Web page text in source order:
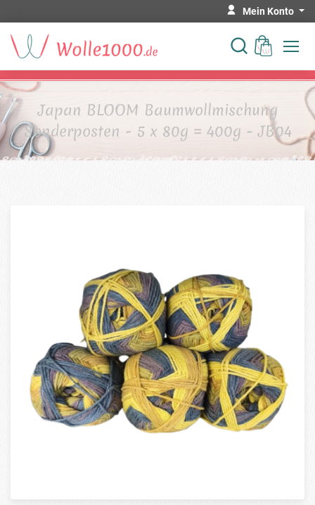
Mein Konto
Japan BLOOM Baumwollmischung
Sonderposten - 5 x 80g = 400g - JB04